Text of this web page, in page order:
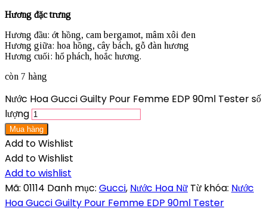
Hương đặc trưng
Hương đầu: ớt hồng, cam bergamot, mâm xôi đen
Hương giữa: hoa hồng, cây bách, gỗ đàn hương
Hương cuối: hổ phách, hoắc hương.
còn 7 hàng
Nước Hoa Gucci Guilty Pour Femme EDP 90ml Tester số
lượng
Mua hàng
Add to Wishlist
Add to Wishlist
Add to wishlist
Mã: 01114 Danh mục: Gucci, Nước Hoa Nữ Từ khóa: Nước
Hoa Gucci Guilty Pour Femme EDP 90ml Tester